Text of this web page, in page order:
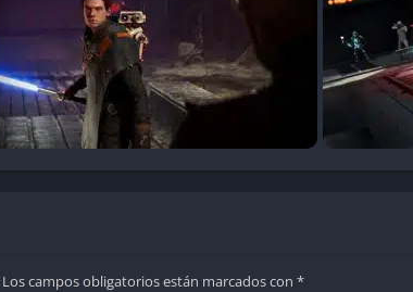
Los campos obligatorios están marcados con *